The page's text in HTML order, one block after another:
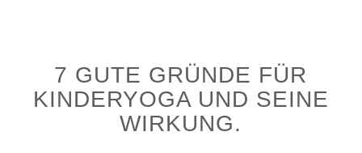
7 GUTE GRÜNDE FÜR
KINDERYOGA UND SEINE
WIRKUNG.